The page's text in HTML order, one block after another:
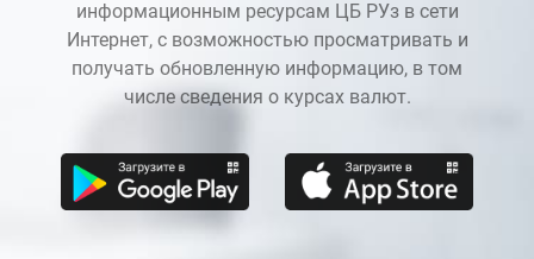
информационным ресурсам ЦБ РУз в сети
Интернет, с возможностью просматривать и
получать обновленную информацию, в том
числе сведения о курсах валют.